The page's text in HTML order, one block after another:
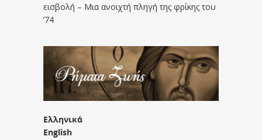
εισβολή – Μια ανοιχτή πληγή της φρίκης του
’74
Ελληνικά
English